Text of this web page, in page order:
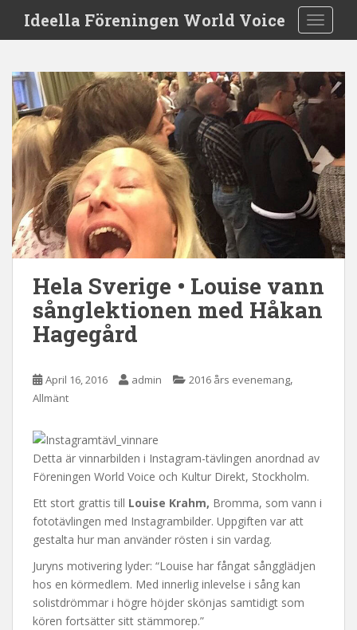
i
Ideella Föreningen World Voice
Hela Sverige • Louise vann
sånglektionen med Håkan
Hagegård
April 16, 2016 admin 2016 års evenemang,
Allmänt
Detta är vinnarbilden i Instagram-tävlingen anordnad av
Föreningen World Voice och Kultur Direkt, Stockholm.
Ett stort grattis till Louise Krahm, Bromma, som vann i
fototävlingen med Instagrambilder. Uppgiften var att
gestalta hur man använder rösten i sin vardag.
Juryns motivering lyder: “Louise har fångat sångglädjen
hos en körmedlem. Med innerlig inlevelse i sång kan
solistdrömmar i högre höjder skönjas samtidigt som
kören fortsätter sitt stämmorep.”